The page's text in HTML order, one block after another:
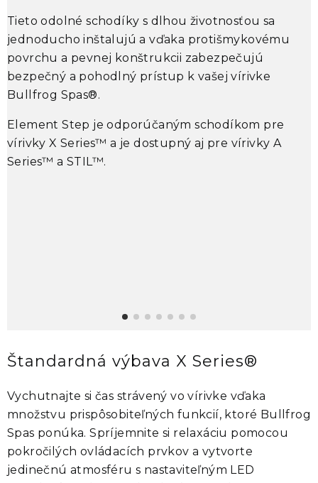
Tieto odolné schodíky s dlhou životnosťou sa
jednoducho inštalujú a vďaka protišmykovému
povrchu a pevnej konštrukcii zabezpečujú
bezpečný a pohodlný prístup k vašej vírivke
Bullfrog Spas®.
Element Step je odporúčaným schodíkom pre
vírivkyX Series™ a je dostupný aj pre vírivky A
Series™ aSTIL™.
Štandardná výbava X Series®
Vychutnajte si čas strávený vo vírivke vďaka
množstvu prispôsobiteľných funkcií, ktoré Bullfrog
Spas ponúka. Spríjemnite si relaxáciu pomocou
pokročilých ovládacích prvkov a vytvorte
jedinečnú atmosféru s nastaviteľným LED